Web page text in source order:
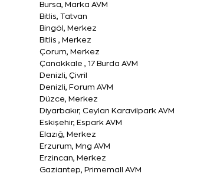
Bursa, Marka AVM
Bitlis, Tatvan
Bingöl, Merkez
Bitlis , Merkez
Çorum, Merkez
Çanakkale , 17 Burda AVM
Denizli, Çivril
Denizli, Forum AVM
Düzce, Merkez
Diyarbakır, Ceylan Karavilpark AVM
Eskişehir, Espark AVM
Elazığ, Merkez
Erzurum, Mng AVM
Erzincan, Merkez
Gaziantep, Primemall AVM